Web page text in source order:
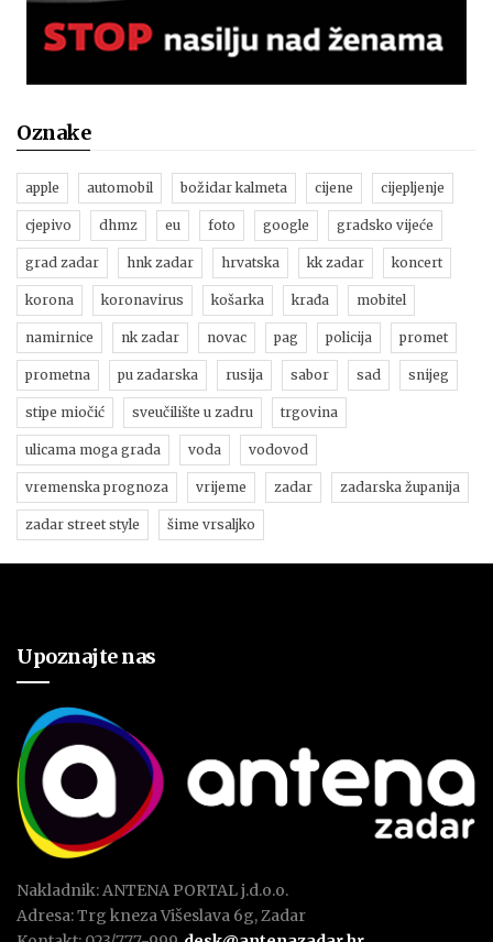
Oznake
apple automobil božidar kalmeta cijene cijepljenje
cjepivo dhmz eu foto google gradsko vijeće
grad zadar hnk zadar hrvatska kk zadar koncert
korona koronavirus košarka krađa mobitel
namirnice nk zadar novac pag policija promet
prometna pu zadarska rusija sabor sad snijeg
stipe miočić sveučilište u zadru trgovina
ulicama moga grada voda vodovod
vremenska prognoza vrijeme zadar zadarska županija
zadar street style šime vrsaljko
Upoznajte nas
Nakladnik: ANTENA PORTAL j.d.o.o.
Adresa: Trg kneza Višeslava 6g, Zadar